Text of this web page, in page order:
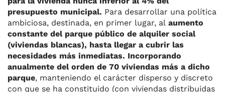
presupuesto municipal. Para desarrollar una política
ambiciosa, destinada, en primer lugar, al aumento
constante del parque público de alquiler social
(viviendas blancas), hasta llegar a cubrir las
necesidades más inmediatas. Incorporando
anualmente del orden de 70 viviendas más a dicho
parque, manteniendo el carácter disperso y discreto
con que se ha constituido (con viviendas distribuidas